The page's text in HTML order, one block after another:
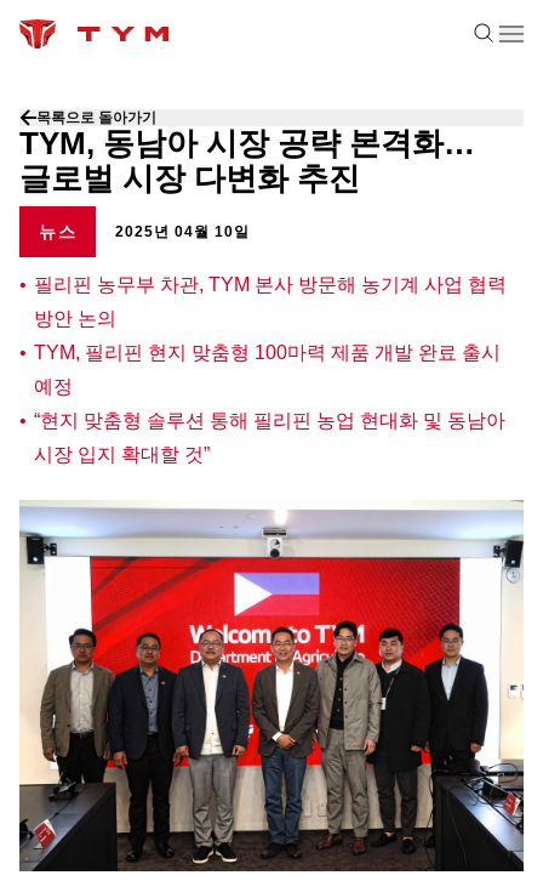
목록으로 돌아가기
TYM, 동남아 시장 공략 본격화…
글로벌 시장 다변화 추진
뉴스 2025년 04월 10일
필리핀 농무부 차관, TYM 본사 방문해 농기계 사업 협력
방안 논의
TYM, 필리핀 현지 맞춤형 100마력 제품 개발 완료 출시
예정
“현지 맞춤형 솔루션 통해 필리핀 농업 현대화 및 동남아
시장 입지 확대할 것”